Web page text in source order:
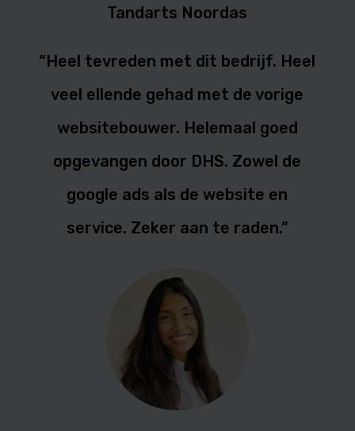
Tandarts Noordas
“Heel tevreden met dit bedrijf. Heel
veel ellende gehad met de vorige
websitebouwer. Helemaal goed
opgevangen door DHS. Zowel de
google ads als de website en
service. Zeker aan te raden.”